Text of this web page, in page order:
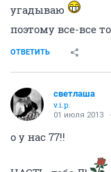
угадываю
поэтому все-все
ОТВЕТИТЬ
светлаша
v.i.p.
01 июля 2013
о у нас 77!!